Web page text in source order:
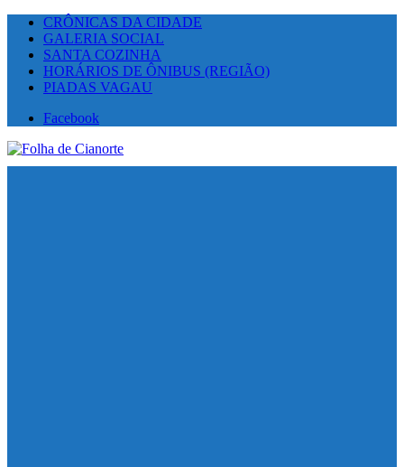
CRÔNICAS DA CIDADE
GALERIA SOCIAL
SANTA COZINHA
HORÁRIOS DE ÔNIBUS (REGIÃO)
PIADAS VAGAU
Facebook